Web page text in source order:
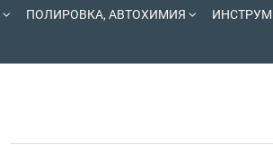
ПОЛИРОВКА, АВТОХИМИЯ